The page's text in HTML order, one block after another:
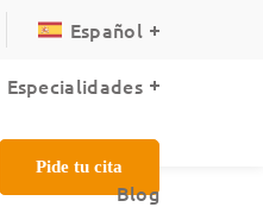
Español
Especialidades
Blog
Pide tu cita